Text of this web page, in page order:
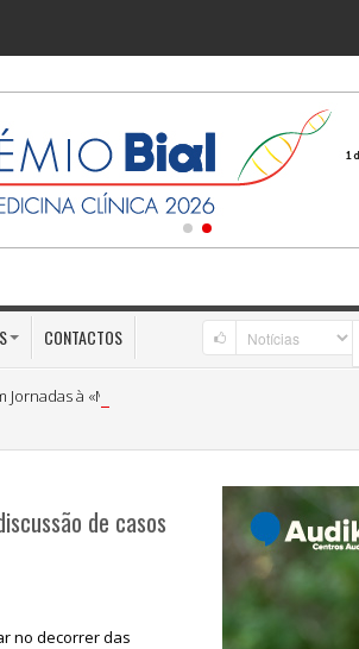
CONTACTOS
à «Medicina Preventiva»
de casos
no decorrer das